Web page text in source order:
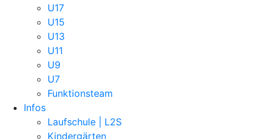
U17
U15
U13
U11
U9
U7
Funktionsteam
Infos
Laufschule | L2S
Kindergärten